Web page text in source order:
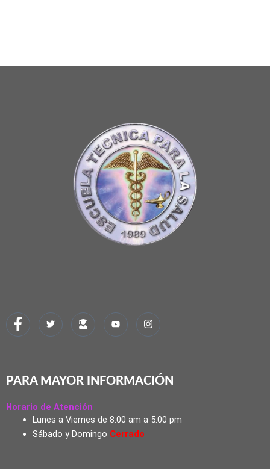
PARA MAYOR INFORMACIÓN
Horario de Atención
Lunes a Viernes de 8:00 am a 5:00 pm
Sábado y Domingo Cerrado